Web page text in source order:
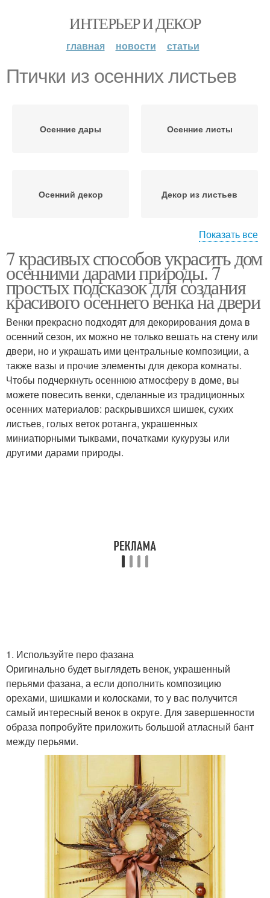
ИНТЕРЬЕР И ДЕКОР
главная новости статьи
Птички из осенних листьев
Осенние дары Осенние листы
Осенний декор Декор из листьев
листьев
листьев
Рыбка из осенних
листьев
Дно из листьев
Комната в осеннем
стиле
Осенний интерьер
Осенний оформление
Осенние оттенки
Осенние идеи Стол в осеннем стиле
Показать все
7 красивых способов украсить дом
осенними дарами природы. 7
простых подсказок для создания
красивого осеннего венка на двери
Венки прекрасно подходят для декорирования дома в
осенний сезон, их можно не только вешать на стену или
двери, но и украшать ими центральные композиции, а
также вазы и прочие элементы для декора комнаты.
Чтобы подчеркнуть осеннюю атмосферу в доме, вы
можете повесить венки, сделанные из традиционных
осенних материалов: раскрывшихся шишек, сухих
листьев, голых веток ротанга, украшенных
миниатюрными тыквами, початками кукурузы или
другими дарами природы.
1. Используйте перо фазана
Оригинально будет выглядеть венок, украшенный
перьями фазана, а если дополнить композицию
орехами, шишками и колосками, то у вас получится
самый интересный венок в округе. Для завершенности
образа попробуйте приложить большой атласный бант
между перьями.